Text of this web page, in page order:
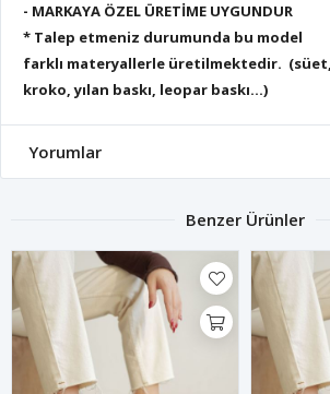
- MARKAYA ÖZEL ÜRETİME UYGUNDUR
* Talep etmeniz durumunda bu model
farklı materyallerle üretilmektedir.
kroko, yılan baskı, leopar baskı...)
Yorumlar
Benzer Ürünler